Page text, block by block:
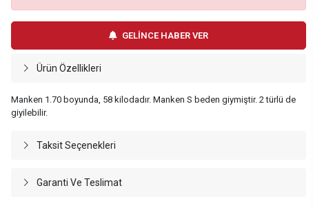
GELİNCE HABER VER
Ürün Özellikleri
Manken 1.70 boyunda, 58 kilodadır. Manken S beden giymiştir. 2 türlü de
giyilebilir.
Taksit Seçenekleri
Garanti Ve Teslimat